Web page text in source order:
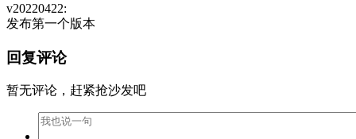
v20220422:
发布第一个版本
回复评论
暂无评论，赶紧抢沙发吧